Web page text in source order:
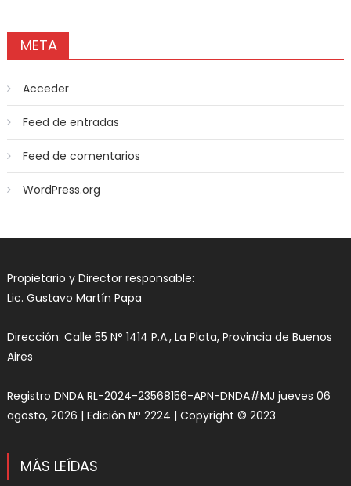
META
Acceder
Feed de entradas
Feed de comentarios
WordPress.org
Propietario y Director responsable:
Lic. Gustavo Martín Papa
Dirección: Calle 55 N° 1414 P.A., La Plata, Provincia de Buenos
Aires
Registro DNDA RL-2024-23568156-APN-DNDA#MJ jueves 06
agosto, 2026 | Edición N° 2224 | Copyright © 2023
MÁS LEÍDAS